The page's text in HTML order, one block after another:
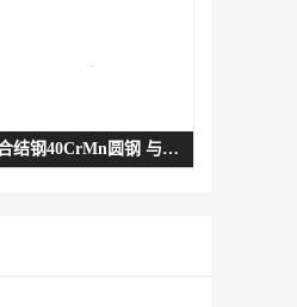
合结钢40CrMn圆钢 与其他材料兼容性好-易组合